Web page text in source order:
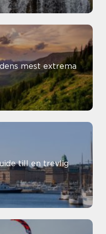
mest extrema
till en trevlig